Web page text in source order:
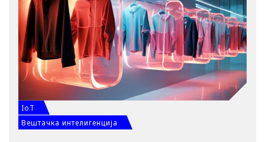
IoT
Вештачка интелигенција